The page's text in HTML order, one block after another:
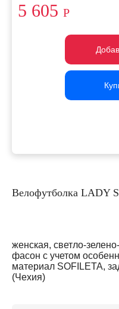
5 605 Р
Велофутболка LADY
женская, светло-
фасон с учетом
материал SOFILETA,
(Чехия)